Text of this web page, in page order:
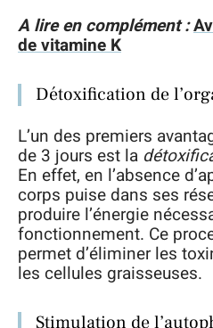
A lire en complément :
de vitamine K
Détoxification de
L’un des premiers
de 3 jours est la
En effet, en l’absence
corps puise dans ses
produire l’énergie
fonctionnement. Ce
permet d’éliminer les
les cellules graisseuses.
Stimulation de